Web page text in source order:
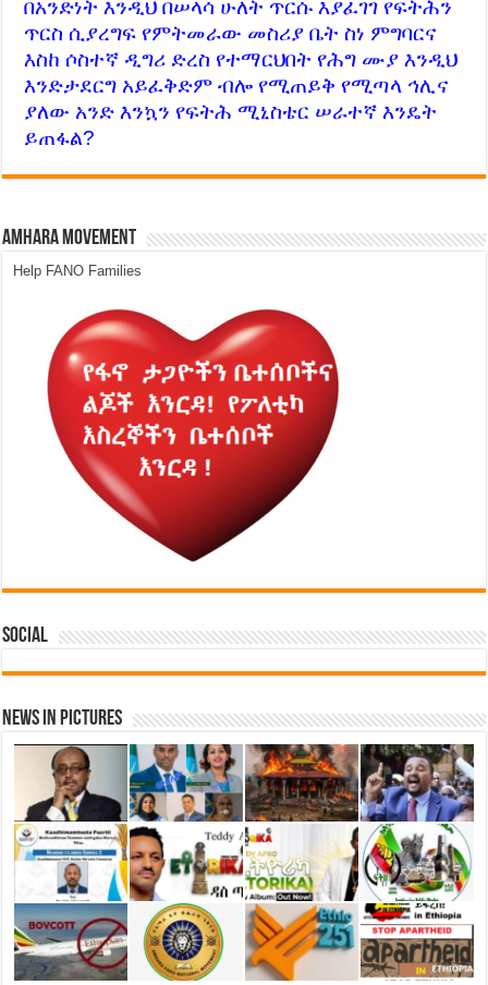
በአንድነት እንዲህ በሠላሳ ሁለት ጥርሱ እያፈገገ የፍትሕን
ጥርስ ሲያረግፍ የምትመራው መስሪያ ቤት ስነ ምግባርና
እስከ ሶስተኛ ዲግሪ ድረስ የተማርህበት የሕግ ሙያ እንዲህ
እንድታደርግ አይፈቅድም ብሎ የሚጠይቅ የሚጣላ ኅሊና
ያለው አንድ እንኳን የፍትሕ ሚኒስቴር ሠራተኛ እንዴት
ይጠፋል?
Amhara Movement
Help FANO Families
Social
News in Pictures